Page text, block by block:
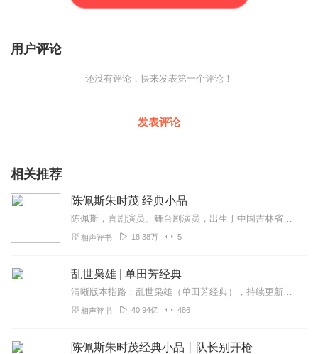
用户评论
还没有评论，快来发表第一个评论！
发表评论
相关推荐
陈佩斯朱时茂 经典小品
陈佩斯，喜剧演员、舞台剧演员，出生于中国吉林省长春市，毕业于中央戏剧学院，1984年，因《吃面条》一炮走红。其后出演《主角与配角》《警察与小偷》《羊肉串》等脍炙...
相声评书 18.38万 5
乱世枭雄 | 单田芳经典
清晰版本指路：乱世枭雄（单田芳经典），持续更新中《乱世枭雄》讲的是东北王张作霖和其子少帅张学良的传奇故事，是著名评书艺术家单田芳先生根据大量的历史材料和广为流传...
相声评书 40.94亿 486
陈佩斯朱时茂经典小品丨队长别开枪